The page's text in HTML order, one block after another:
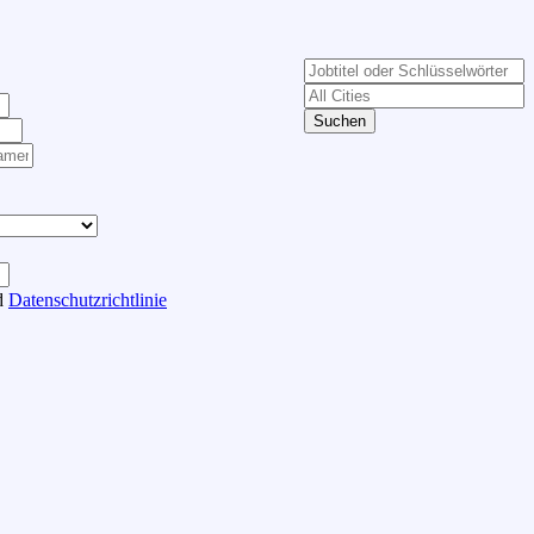
Datenschutzrichtlinie
Suchen